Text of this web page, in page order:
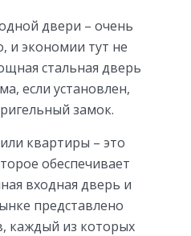
двери – очень
и экономии тут не
стальная дверь
если установлен,
замок.
квартиры – это
обеспечивает
входная дверь и
представлено
каждый из которых